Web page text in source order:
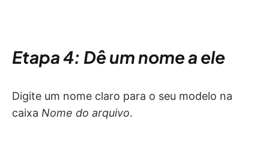
Etapa 4: Dê um nome a ele
Digite um nome claro para o seu modelo na
caixa Nome do arquivo.